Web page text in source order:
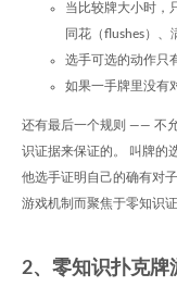
当比较牌大小时，
同花（flushes）、
选手可选的动作只
如果一手牌里没有
还有最后一个规则 —— 不
识证据来保证的。 叫牌的
他选手证明自己的确有对
游戏机制而聚焦于零知识
2、零知识扑克牌